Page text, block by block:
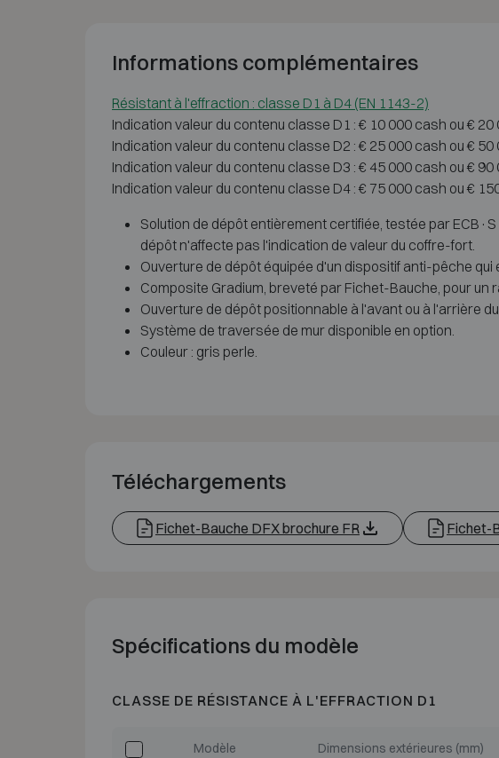
Informations complémentaires
Résistant à l'effraction : classe D1 à D4 (EN 1143-2)
Indication valeur du contenu classe D1 : € 10 000 cash ou € 20
Indication valeur du contenu classe D2 : € 25 000 cash ou € 50
Indication valeur du contenu classe D3 : € 45 000 cash ou € 90
Indication valeur du contenu classe D4 : € 75 000 cash ou €
Solution de dépôt entièrement certifiée, testée par
dépôt n'affecte pas l'indication de valeur du coffre-fort.
Ouverture de dépôt équipée d'un dispositif anti-pêche
Composite Gradium, breveté par Fichet-Bauche, pour un
Ouverture de dépôt positionnable à l'avant ou à l'arrière
Système de traversée de mur disponible en option.
Couleur : gris perle.
Téléchargements
Fichet-Bauche DFX brochure FR Fichet-
Spécifications du modèle
CLASSE DE RÉSISTANCE À L'EFFRACTION D1
Modèle Dimensions extérieures (mm)